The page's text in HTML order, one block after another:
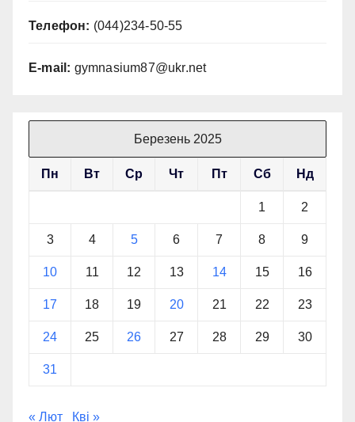
Телефон: (044)234-50-55
E-mail: gymnasium87@ukr.net
Березень 2025
Пн Вт Ср Чт Пт Сб Нд
1 2
3 4 5 6 7 8 9
10 11 12 13 14 15 16
17 18 19 20 21 22 23
24 25 26 27 28 29 30
31
« Лют Кві »